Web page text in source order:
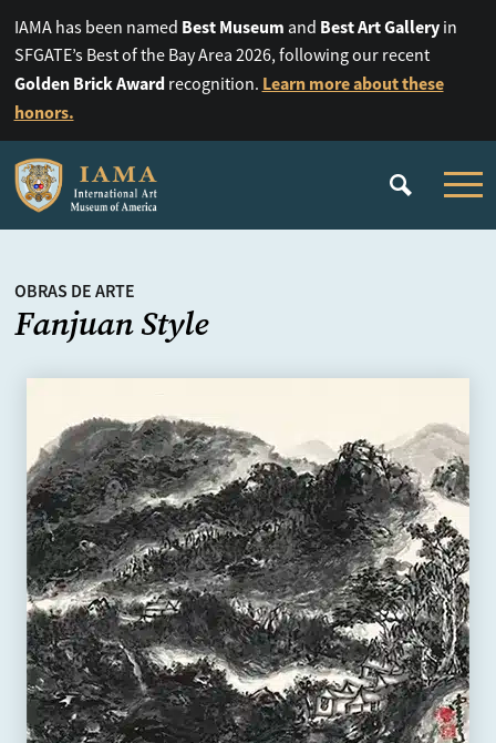
IAMA has been named Best Museum and Best Art Galleryin
SFGATE’s Best of the Bay Area 2026, following our recent
Golden Brick Awardrecognition. Learn more about these
honors.
OBRAS DE ARTE
Fanjuan Style